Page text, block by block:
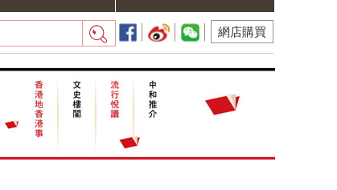
網店購買